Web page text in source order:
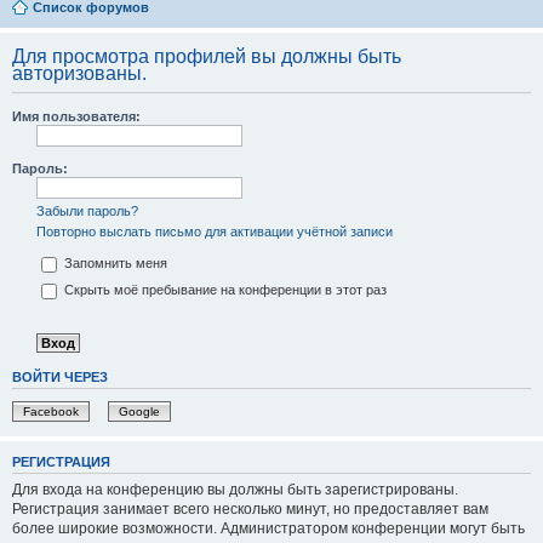
Список форумов
Для просмотра профилей вы должны быть
авторизованы.
Имя пользователя:
Пароль:
Забыли пароль?
Повторно выслать письмо для активации учётной записи
Запомнить меня
Скрыть моё пребывание на конференции в этот раз
ВОЙТИ ЧЕРЕЗ
Facebook Google
РЕГИСТРАЦИЯ
Для входа на конференцию вы должны быть зарегистрированы.
Регистрация занимает всего несколько минут, но предоставляет вам
более широкие возможности. Администратором конференции могут быть